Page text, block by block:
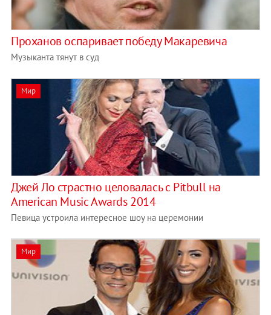
Проханов оспаривает победу Макаревича
Музыканта тянут в суд
Мир
Джей Ло страстно целовалась с Pitbull на
American Music Awards 2014
Певица устроила интересное шоу на церемонии
Мир